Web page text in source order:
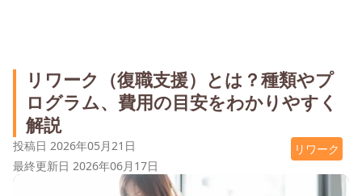
リワーク（復職支援）とは？種類やプ
ログラム、費用の目安をわかりやすく
解説
投稿日 2026年05月21日
最終更新日 2026年06月17日
リワーク